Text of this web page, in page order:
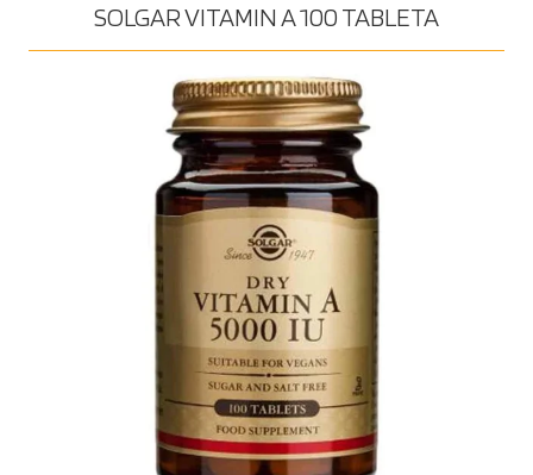
SOLGAR VITAMIN A 100 TABLETA